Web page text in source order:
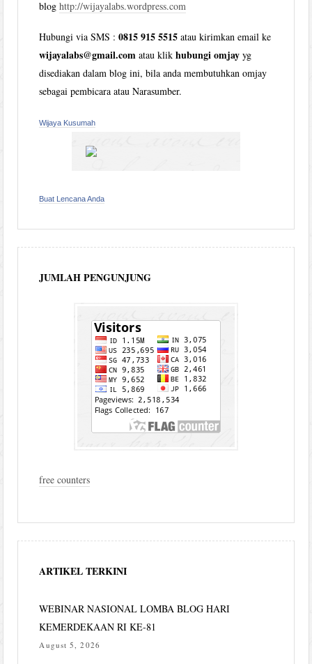
bloghttp://wijayalabs.wordpress.com
Hubungi via SMS :0815 915 5515 atau kirimkan email ke
wijayalabs@gmail.com atau klikhubungi omjay yg
disediakan dalam blog ini, bila anda membutuhkan omjay
sebagai pembicara atau Narasumber.
Wijaya Kusumah
Buat Lencana Anda
JUMLAH PENGUNJUNG
free counters
ARTIKEL TERKINI
WEBINAR NASIONAL LOMBA BLOG HARI
KEMERDEKAAN RI KE-81
August 5, 2026